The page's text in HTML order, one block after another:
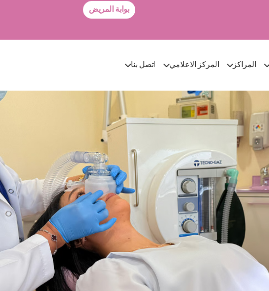
بوابة المريض
المراكز المركز الاعلامي اتصل بنا